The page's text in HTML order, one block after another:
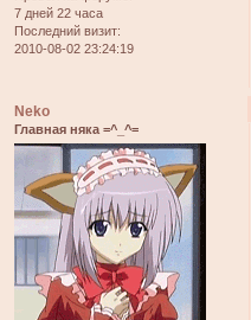
7 дней 22 часа
Последний визит:
2010-08-02 23:24:19
Neko
Главная няка =^_^=